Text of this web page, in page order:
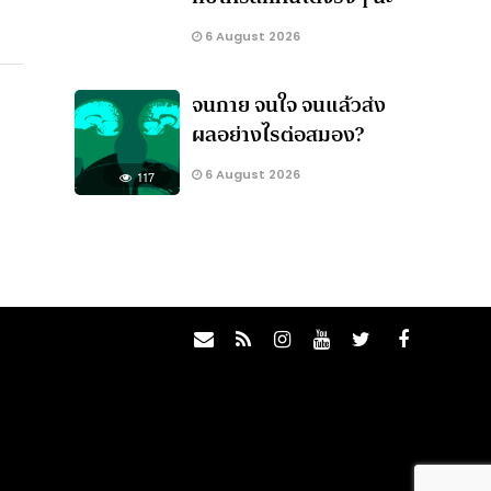
6 August 2026
117
จนกาย จนใจ จนแล้วส่ง
ผลอย่างไรต่อสมอง?
6 August 2026